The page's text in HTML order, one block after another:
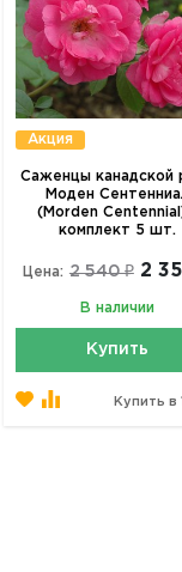
Акция
Саженцы канадской
Моден
(Morden
комплект 5 шт.
Цена: 2 540 ₽ 2
В наличии
Купить
Купить в